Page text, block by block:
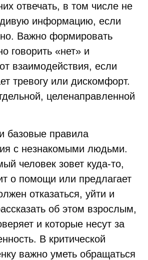
отвечать, в том числе не
информацию, если
Важно формировать
говорить «нет» и
взаимодействия, если
тревогу или дискомфорт.
целенаправленной
базовые правила
с незнакомыми людьми.
человек зовет куда‑то,
о помощи или предлагает
отказаться, уйти и
об этом взрослым,
и которые несут за
В критической
важно уметь обращаться